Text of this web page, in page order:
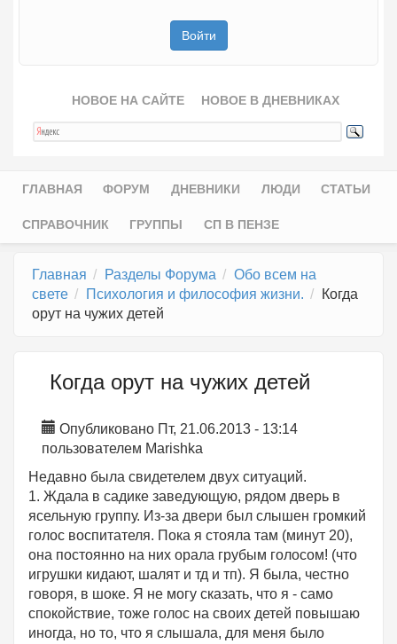
НОВОЕ НА САЙТЕ НОВОЕ В ДНЕВНИКАХ
Главное меню
ГЛАВНАЯ ФОРУМ ДНЕВНИКИ ЛЮДИ СТАТЬИ
СПРАВОЧНИК ГРУППЫ СП В ПЕНЗЕ
Главная Разделы Форума
Обо всем на
свете
Психология и философия жизни.
Когда
орут на чужих детей
Когда орут на чужих детей
Опубликовано Пт, 21.06.2013 - 13:14
пользователем Marishka
Недавно была свидетелем двух ситуаций.
1. Ждала в садике заведующую, рядом дверь в
ясельную группу. Из-за двери был слышен громкий
голос воспитателя. Пока я стояла там (минут 20),
она постоянно на них орала грубым голосом! (что
игрушки кидают, шалят и тд и тп). Я была, честно
говоря, в шоке. Я не могу сказать, что я - само
спокойствие, тоже голос на своих детей повышаю
иногда, но то, что я слышала, для меня было